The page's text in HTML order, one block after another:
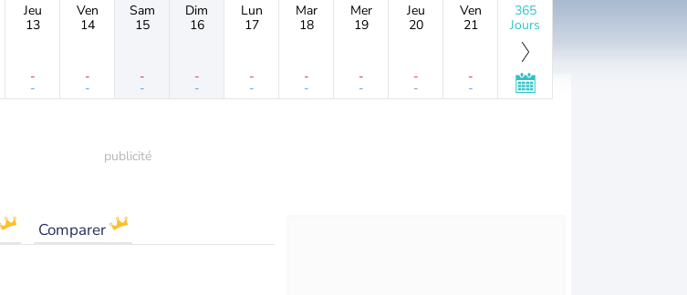
Jeu
13
-
-
Ven
14
-
-
Sam
15
-
-
Dim
16
-
-
Lun
17
-
-
Mar
18
-
-
Mer
19
-
-
Jeu
20
-
-
Ven
21
-
-
365
Jours
Comparer